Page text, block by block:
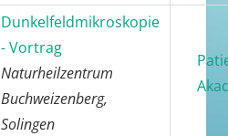
Dunkelfeldmikroskopie
- Vortrag
Naturheilzentrum
Buchweizenberg,
Solingen